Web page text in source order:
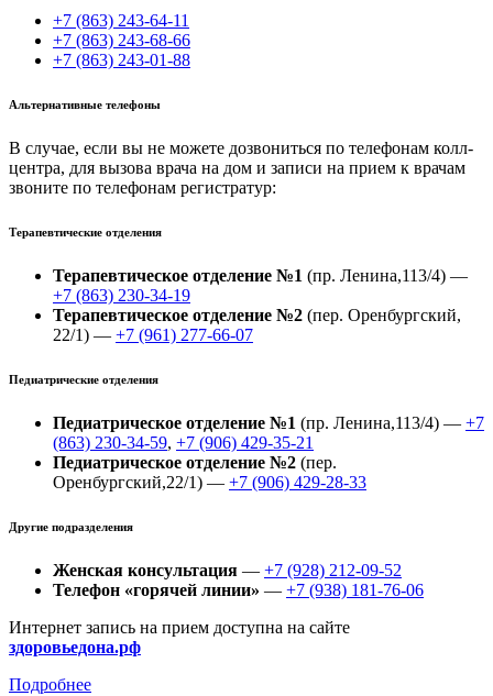
+7 (863) 243-64-11
+7 (863) 243-68-66
+7 (863) 243-01-88
Альтернативные телефоны
В случае, если вы не можете дозвониться по телефонам колл-
центра, для вызова врача на дом и записи на прием к врачам
звоните по телефонам регистратур:
Терапевтические отделения
Терапевтическое отделение №1 (пр. Ленина,113/4) —
+7 (863) 230-34-19
Терапевтическое отделение №2 (пер. Оренбургский,
22/1) — +7 (961) 277-66-07
Педиатрические отделения
Педиатрическое отделение №1 (пр. Ленина,113/4) — +7
(863) 230-34-59, +7 (906) 429-35-21
Педиатрическое отделение №2 (пер.
Оренбургский,22/1) — +7 (906) 429-28-33
Другие подразделения
Женская консультация — +7 (928) 212-09-52
Телефон «горячей линии» — +7 (938) 181-76-06
Интернет запись на прием доступна на сайте
здоровьедона.рф
Подробнее